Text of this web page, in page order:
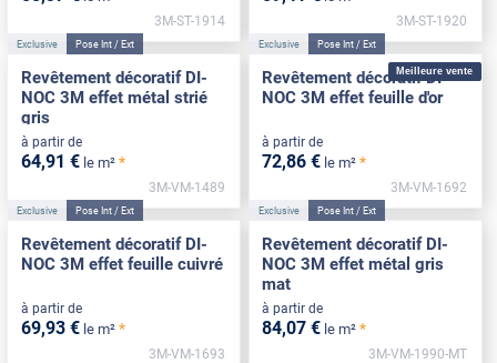
3M-ST-1914 3M-ST-1920
Exclusive Pose Int / Ext
Revêtement décoratif DI-
NOC 3M effet métal strié
gris
à partir de
64,91 € le m² *
3M-VM-1489
Meilleure vente
Exclusive Pose Int / Ext
Revêtement décoratif DI-
NOC 3M effet feuille d'or
à partir de
72,86 € le m² *
3M-VM-1692
Exclusive Pose Int / Ext
Revêtement décoratif DI-
NOC 3M effet feuille cuivré
à partir de
69,93 € le m² *
3M-VM-1693
Exclusive Pose Int / Ext
Revêtement décoratif DI-
NOC 3M effet métal gris
mat
à partir de
84,07 € le m² *
3M-VM-1990-MT